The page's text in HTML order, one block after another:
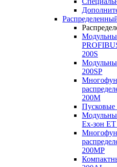
200S
200SP
200M
Пусковые
Ex-зон
200MP